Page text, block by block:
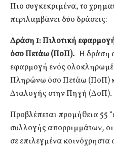
Πιο συγκεκριμένα, το
περιλαμβάνει δύο δράσεις:
Δράση 1: Πιλοτική
όσο Πετάω (ΠοΠ). Η δράση
εφαρμογή ενός
Πληρώνω όσο Πετάω (ΠοΠ)
Διαλογής στην Πηγή (ΔσΠ).
Προβλέπεται προμήθεια 55
συλλογής απορριμμάτων,
σε επιλεγμένα κοινόχρηστα